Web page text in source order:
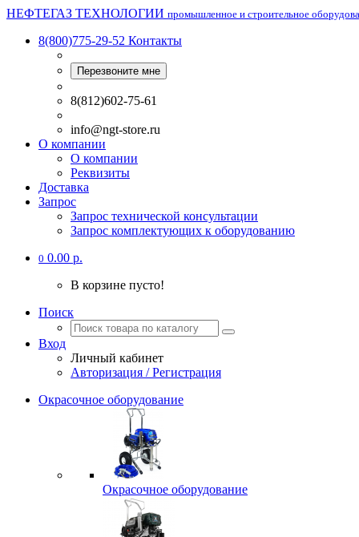
НЕФТЕГАЗ ТЕХНОЛОГИИ промышленное и строительное
8(800)775-29-52 Контакты
Перезвоните мне
8(812)602-75-61
info@ngt-store.ru
О компании
О компании
Реквизиты
Доставка
Запрос
Запрос технической консультации
Запрос комплектующих к оборудованию
0 0.00 р.
В корзине пусто!
Поиск
Вход
Личный кабинет
Авторизация / Регистрация
Окрасочное оборудование
Окрасочное оборудование